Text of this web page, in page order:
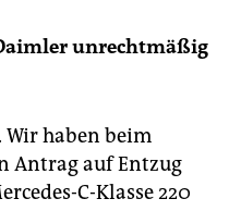
unrechtmäßig
Wir haben beim
Antrag auf Entzug
C-Klasse 220